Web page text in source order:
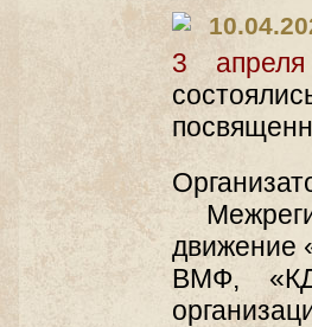
3 апреля
движение
ВМФ,